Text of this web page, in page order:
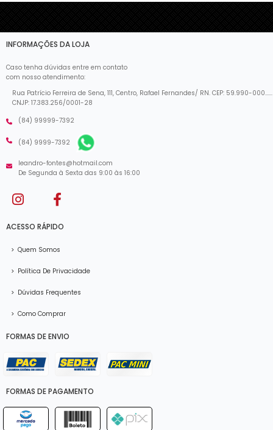
INFORMAÇÕES DA LOJA
Caso tenha dúvidas entre em contato
com nosso atendimento:
Rua Patrício Ferreira de Sena, 111, Centro, Rafael Fernandes/ RN. CEP: 59.990-000......
CNJP: 17.383.256/0001-28
(84) 99999-7392
(84) 9999-7392
leandro-fontes@hotmail.com
De Segunda à Sexta das 9:00 às 16:00
ACESSO RÁPIDO
> Quem Somos
> Política De Privacidade
> Dúvidas Frequentes
> Como Comprar
FORMAS DE ENVIO
FORMAS DE PAGAMENTO